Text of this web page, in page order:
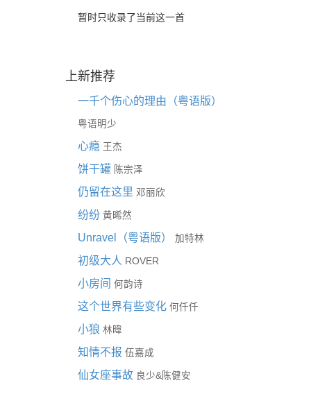
暂时只收录了当前这一首
上新推荐
一千个伤心的理由（粤语版）
粤语明少
心瘾 王杰
饼干罐 陈宗泽
仍留在这里 邓丽欣
纷纷 黄晞然
Unravel（粤语版） 加特林
初级大人 ROVER
小房间 何韵诗
这个世界有些变化 何仟仟
小狼 林暐
知情不报 伍嘉成
仙女座事故 良少&陈健安